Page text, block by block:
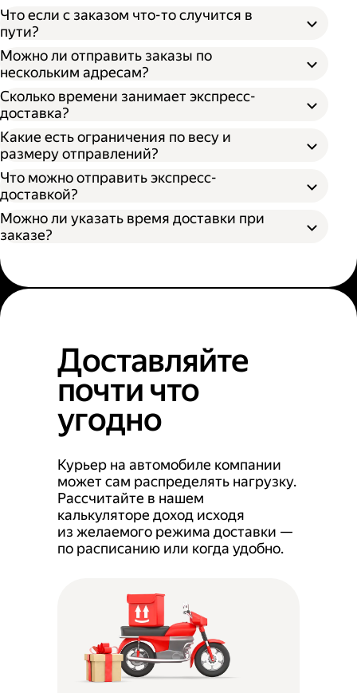
Что если с заказом что-то случится в
пути?
Можно ли отправить заказы по
нескольким адресам?
Сколько времени занимает экспресс-
доставка?
Какие есть ограничения по весу и
размеру отправлений?
Что можно отправить экспресс-
доставкой?
Можно ли указать время доставки при
заказе?
Доставляйте
почти что
угодно
Курьер на автомобиле компании
может сам распределять нагрузку.
Рассчитайте в нашем
калькуляторе доход исходя
из желаемого режима доставки —
по расписанию или когда удобно.